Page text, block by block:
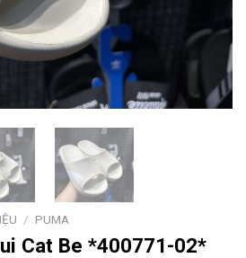
/ PUMA
Cat Be *400771-02*